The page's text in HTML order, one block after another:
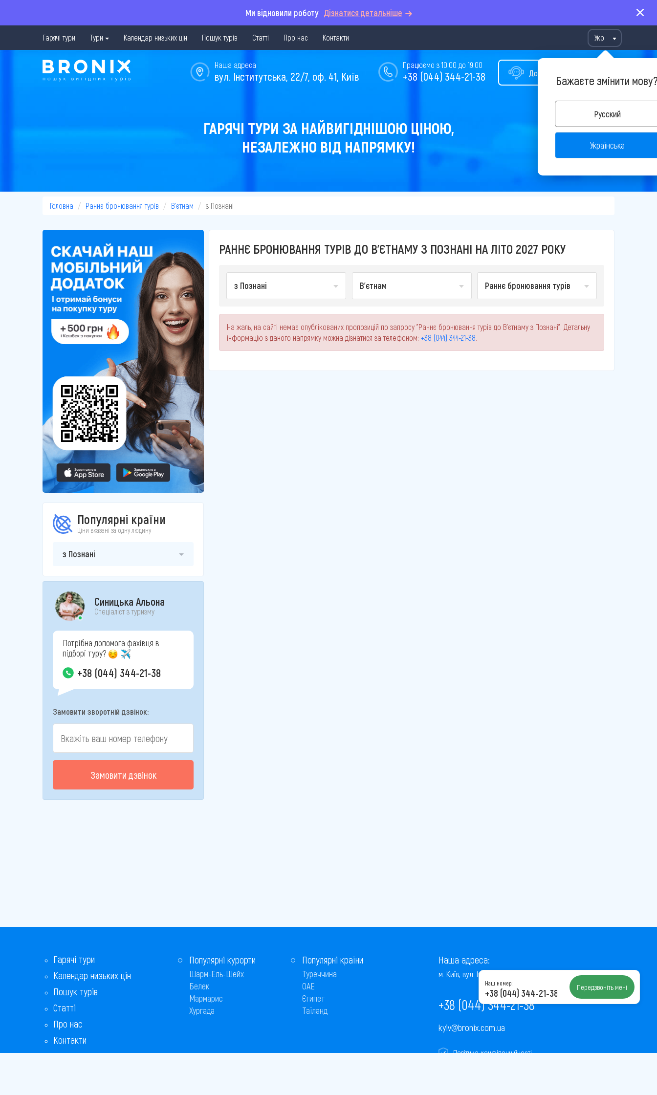
Ми відновили роботу Дізнатися детальніше
Гарячі тури Тури Календар низьких цін Пошук турів Статті Про нас Контакти Укр
Бажаєте змінити
Русский
Українська
Допомога у виборі туру
Працюємо з 10:00 до 19:00
+38 (044) 344-21-38
Наша адреса
вул. Інститутська, 22/7, оф. 41, Київ
ГАРЯЧІ ТУРИ ЗА НАЙВИГІДНІШОЮ ЦІНОЮ,
НЕЗАЛЕЖНО ВІД НАПРЯМКУ!
Головна Раннє бронювання турів В'єтнам з Познані
Популярні країни
Ціни вказані за одну людину
з Познані
Синицька Альона
Спеціаліст з туризму
Потрібна допомога фахівця в
підборі туру?
+38 (044) 344-21-38
Замовити зворотній дзвінок:
Замовити дзвінок
РАННЄ БРОНЮВАННЯ ТУРІВ ДО В'ЄТНАМУ З ПОЗНАНІ НА ЛІТО 2027 РОКУ
з Познані В'єтнам Раннє бронювання турів
На жаль, на сайті немає опублікованих пропозицій по запросу "Раннє бронювання турів до В'єтнаму з Познані". Детальну
інформацію з даного напрямку можна дізнатися за телефоном: +38 (044) 344-21-38
Гарячі тури
Календар низьких цін
Пошук турів
Статті
Про нас
Контакти
Бонусна програма
Популярні курорти
Шарм-Ель-Шейх
Белек
Мармарис
Хургада
Популярні країни
Туреччина
ОАЕ
Єгипет
Таїланд
Наша адреса:
м. Київ, вул. Інститутська, 22/7, оф. 41
+38 (044) 344-21-38
kyiv@bronix.com.ua
Політика конфіденційності
Наш номер:
+38 (044) 344-21-38 Передзвоніть мені